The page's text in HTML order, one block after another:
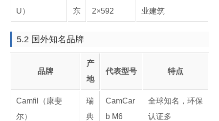
U）
东
2×592
业建筑
5.2 国外知名品牌
品牌
产
地
代表型号 特点
Camfil（康斐
尔）
瑞
典
CamCar
b M6
全球知名，环保
认证多